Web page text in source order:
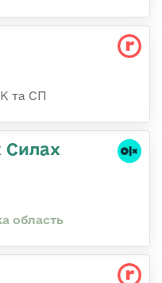
та СП
Силах
область